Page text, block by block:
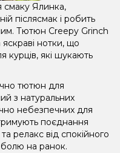
смаку Ялинка,
післясмак і робить
Тютюн Creepy Grinch
яскраві нотки, що
які шукають
тютюн для
з натуральних
небезпечних для
поєднання
релакс від спокійного
на ранок.